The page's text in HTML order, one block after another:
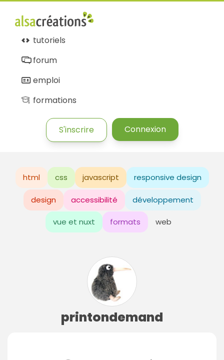
tutoriels
forum
emploi
formations
S'inscrire Connexion
html css javascript responsive design
design accessibilité développement
vue et nuxt formats web
printondemand